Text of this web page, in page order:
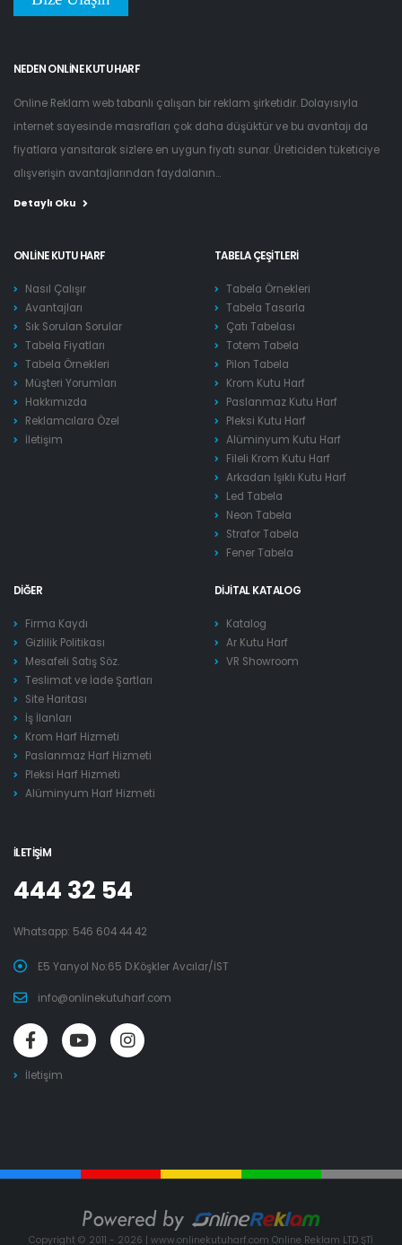
NEDEN ONLINE KUTU HARF
Online Reklam web tabanlı çalışan bir reklam şirketidir. Dolayısıyla
internet sayesinde masrafları çok daha düşüktür ve bu avantajı da
fiyatlara yansıtarak sizlere en uygun fiyatı sunar. Üreticiden tüketiciye
alışverişin avantajlarından faydalanın...
Detaylı Oku
ONLINE KUTU HARF
Nasıl Çalışır
Avantajları
Sık Sorulan Sorular
Tabela Fiyatları
Tabela Örnekleri
Müşteri Yorumları
Hakkımızda
Reklamcılara Özel
İletişim
TABELA ÇEŞITLERI
Tabela Örnekleri
Tabela Tasarla
Çatı Tabelası
Totem Tabela
Pilon Tabela
Krom Kutu Harf
Paslanmaz Kutu Harf
Pleksi Kutu Harf
Alüminyum Kutu Harf
Fileli Krom Kutu Harf
Arkadan Işıklı Kutu Harf
Led Tabela
Neon Tabela
Strafor Tabela
Fener Tabela
DIĞER
Firma Kaydı
Gizlilik Politikası
Mesafeli Satış Söz.
Teslimat ve İade Şartları
Site Haritası
İş İlanları
Krom Harf Hizmeti
Paslanmaz Harf Hizmeti
Pleksi Harf Hizmeti
Alüminyum Harf Hizmeti
DIJITAL KATALOG
Katalog
Ar Kutu Harf
VR Showroom
İLETIŞIM
444 32 54
Whatsapp: 546 604 44 42
E5 Yanyol No:65 D.Köşkler Avcılar/İST
info@onlinekutuharf.com
İletişim
Copyright © 2011 - 2026 | www.onlinekutuharf.com Online Reklam LTD ŞTİ